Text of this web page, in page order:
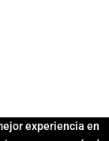
experiencia en